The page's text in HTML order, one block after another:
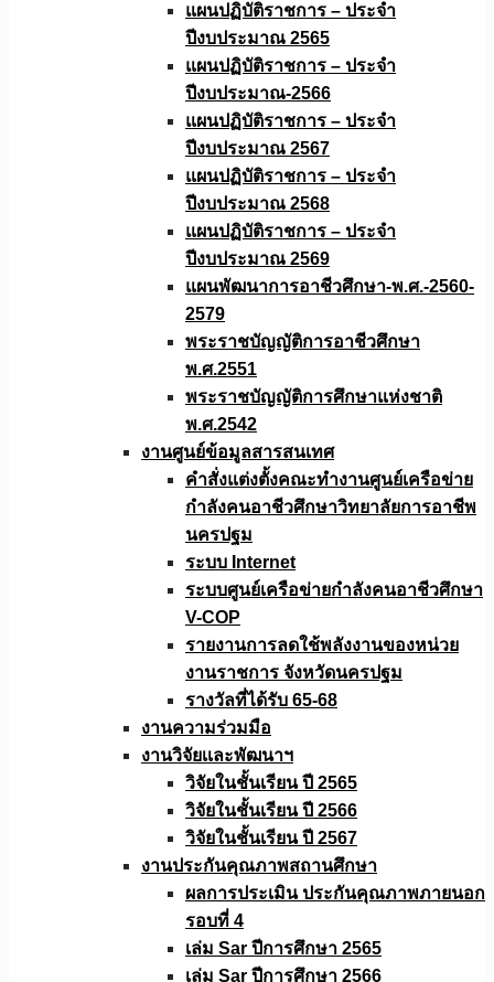
แผนปฏิบัติราชการ – ประจำ
ปีงบประมาณ 2565
แผนปฏิบัติราชการ – ประจำ
ปีงบประมาณ-2566
แผนปฏิบัติราชการ – ประจำ
ปีงบประมาณ 2567
แผนปฏิบัติราชการ – ประจำ
ปีงบประมาณ 2568
แผนปฏิบัติราชการ – ประจำ
ปีงบประมาณ 2569
แผนพัฒนาการอาชีวศึกษา-พ.ศ.-2560-
2579
พระราชบัญญัติการอาชีวศึกษา
พ.ศ.2551
พระราชบัญญัติการศึกษาแห่งชาติ
พ.ศ.2542
งานศูนย์ข้อมูลสารสนเทศ
คำสั่งแต่งตั้งคณะทำงานศูนย์เครือข่าย
กำลังคนอาชีวศึกษาวิทยาลัยการอาชีพ
นครปฐม
ระบบ Internet
ระบบศูนย์เครือข่ายกำลังคนอาชีวศึกษา
V-COP
รายงานการลดใช้พลังงานของหน่วย
งานราชการ จังหวัดนครปฐม
รางวัลที่ได้รับ 65-68
งานความร่วมมือ
งานวิจัยเเละพัฒนาฯ
วิจัยในชั้นเรียน ปี 2565
วิจัยในชั้นเรียน ปี 2566
วิจัยในชั้นเรียน ปี 2567
งานประกันคุณภาพสถานศึกษา
ผลการประเมิน ประกันคุณภาพภายนอก
รอบที่ 4
เล่ม Sar ปีการศึกษา 2565
เล่ม Sar ปีการศึกษา 2566